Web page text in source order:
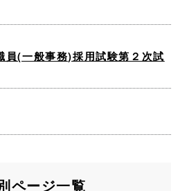
員(一般事務)採用試験第２次試
ページ一覧